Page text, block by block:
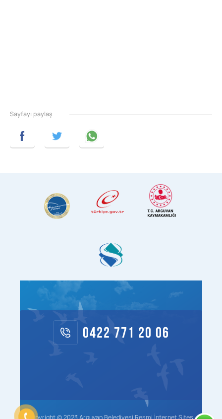
Sayfayı paylaş
0422 771 20 06
Copyright © 2023 Arguvan Belediyesi Resmi İnternet Sitesi